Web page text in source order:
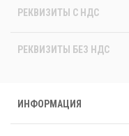
РЕКВИЗИТЫ C НДС
РЕКВИЗИТЫ БЕЗ НДС
ИНФОРМАЦИЯ